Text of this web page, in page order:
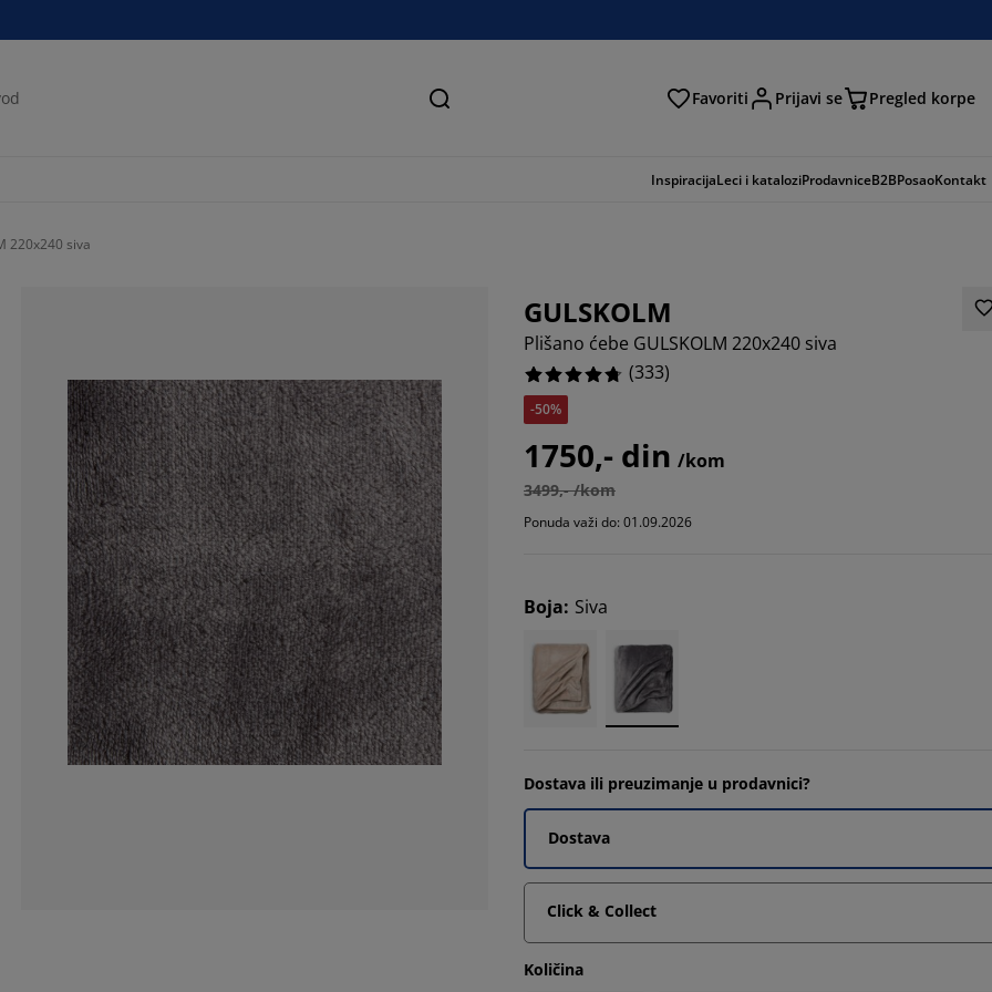
Pretraga Favoriti Prijavi se Pregled korpe
InspiracijaLeci i kataloziProdavniceB2BPosaoKontakt
220x240 siva
GULSKOLM
Plišano ćebe GULSKOLM 220x240 siva
(333)
-50%
1750,- din /kom
3499,- /kom
Ponuda važi do: 01.09.2026
Boja: Siva
Dostava ili preuzimanje u prodavnici?
Dostava
Click & Collect
Količina
86.18618618618619%
7.807807807807808%
3.003003003003003%
0.6006006006006006%
2.4024024024024024%